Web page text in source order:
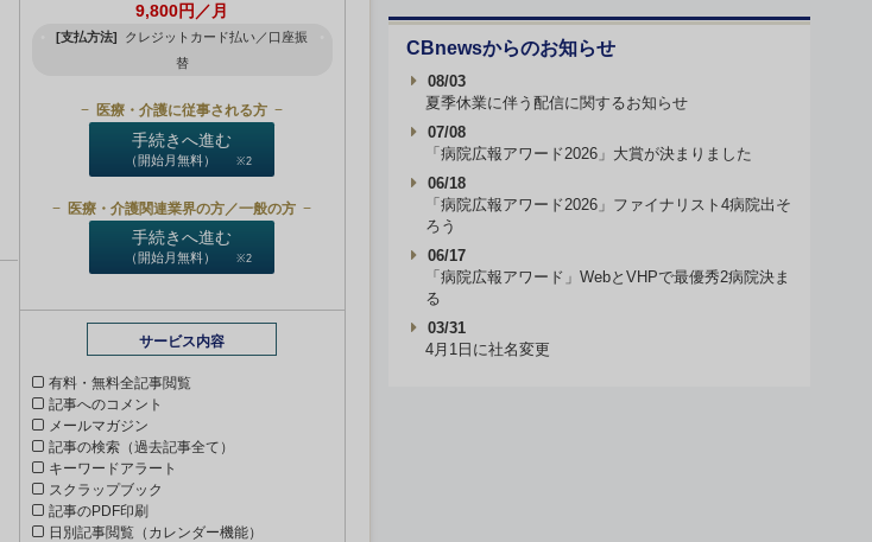
9,800円／月
[支払方法]
クレジットカード払い／口座振
替
医療・介護に従事される方
手続きへ進む
（開始月無料） ※2
医療・介護関連業界の方／一般の方
手続きへ進む
（開始月無料） ※2
サービス内容
有料・無料全記事閲覧
記事へのコメント
メールマガジン
記事の検索（過去記事全て）
キーワードアラート
スクラップブック
記事のPDF印刷
日別記事閲覧（カレンダー機能）
CBnewsからのお知らせ
08/03
夏季休業に伴う配信に関するお知らせ
07/08
「病院広報アワード2026」大賞が決まりました
06/18
「病院広報アワード2026」ファイナリスト4病院出そ
ろう
06/17
「病院広報アワード」WebとVHPで最優秀2病院決ま
る
03/31
4月1日に社名変更